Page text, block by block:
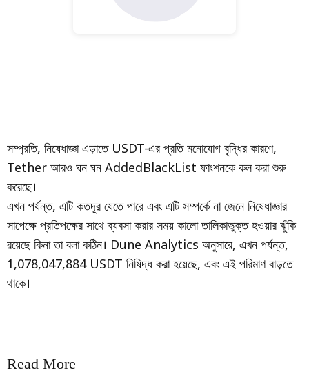
সম্প্রতি, নিষেধাজ্ঞা এড়াতে USDT-এর প্রতি মনোযোগ বৃদ্ধির কারণে,
Tether আরও ঘন ঘন AddedBlackList ফাংশনকে কল করা শুরু
করেছে।
এখন পর্যন্ত, এটি কতদূর যেতে পারে এবং এটি সম্পর্কে না জেনে নিষেধাজ্ঞার
সাপেক্ষে প্রতিপক্ষের সাথে ব্যবসা করার সময় কালো তালিকাভুক্ত হওয়ার ঝুঁকি
রয়েছে কিনা তা বলা কঠিন। Dune Analytics অনুসারে, এখন পর্যন্ত,
1,078,047,884 USDT নিষিদ্ধ করা হয়েছে, এবং এই পরিমাণ বাড়তে
থাকে।
Read More